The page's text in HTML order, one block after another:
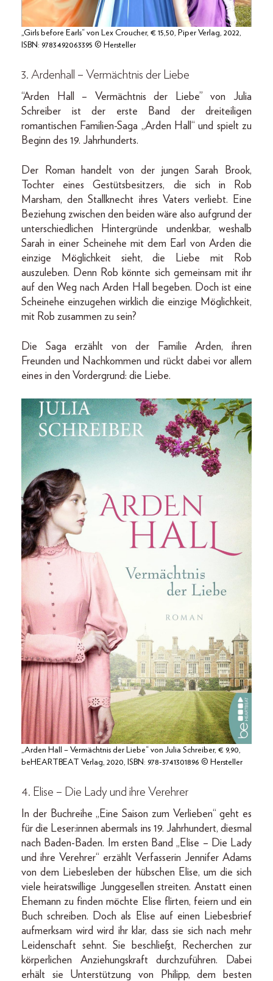
„Girls before Earls“ von Lex Croucher, € 15,50, Piper Verlag, 2022,
ISBN: 9783492063395 © Hersteller
3. Ardenhall – Vermächtnis der Liebe
“Arden Hall – Vermächtnis der Liebe” von Julia
Schreiber ist der erste Band der dreiteiligen
romantischen Familien-Saga „Arden Hall“ und spielt zu
Beginn des 19. Jahrhunderts.
Der Roman handelt von der jungen Sarah Brook,
Tochter eines Gestütsbesitzers, die sich in Rob
Marsham, den Stallknecht ihres Vaters verliebt. Eine
Beziehung zwischen den beiden wäre also aufgrund der
unterschiedlichen Hintergründe undenkbar, weshalb
Sarah in einer Scheinehe mit dem Earl von Arden die
einzige Möglichkeit sieht, die Liebe mit Rob
auszuleben. Denn Rob könnte sich gemeinsam mit ihr
auf den Weg nach Arden Hall begeben. Doch ist eine
Scheinehe einzugehen wirklich die einzige Möglichkeit,
mit Rob zusammen zu sein?
Die Saga erzählt von der Familie Arden, ihren
Freunden und Nachkommen und rückt dabei vor allem
eines in den Vordergrund: die Liebe.
„Arden Hall – Vermächtnis der Liebe“ von Julia Schreiber, € 9,90,
beHEARTBEAT Verlag, 2020, ISBN: 978-3741301896 © Hersteller
4. Elise – Die Lady und ihre Verehrer
In der Buchreihe „Eine Saison zum Verlieben“ geht es
für die Leser:innen abermals ins 19. Jahrhundert, diesmal
nach Baden-Baden. Im ersten Band „Elise – Die Lady
und ihre Verehrer“ erzählt Verfasserin Jennifer Adams
von dem Liebesleben der hübschen Elise, um die sich
viele heiratswillige Junggesellen streiten. Anstatt einen
Ehemann zu finden möchte Elise flirten, feiern und ein
Buch schreiben. Doch als Elise auf einen Liebesbrief
aufmerksam wird wird ihr klar, dass sie sich nach mehr
Leidenschaft sehnt. Sie beschließt, Recherchen zur
körperlichen Anziehungskraft durchzuführen. Dabei
erhält sie Unterstützung von Philipp, dem besten